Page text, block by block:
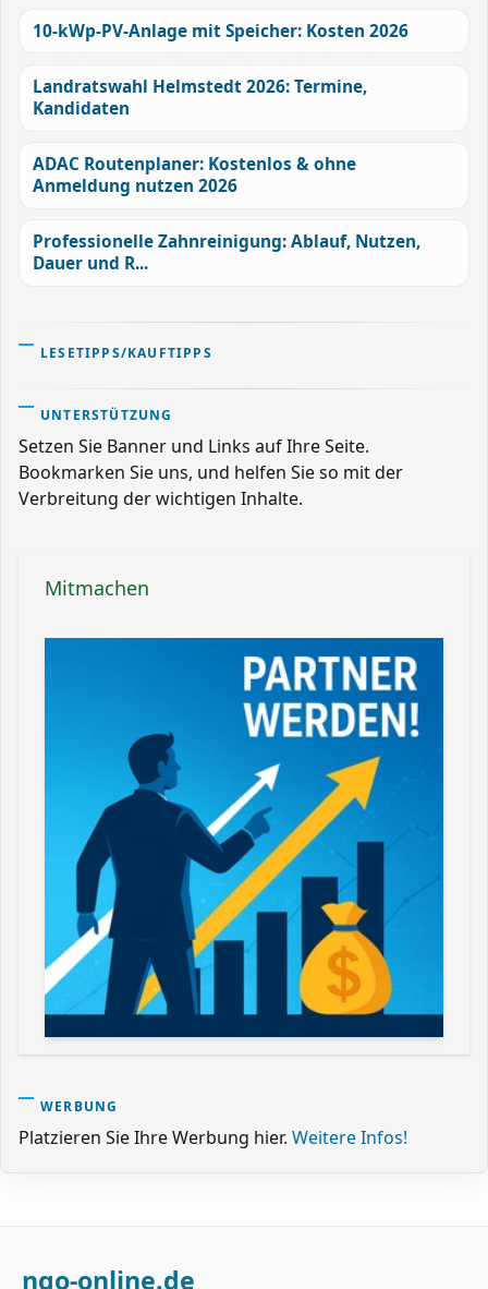
10-kWp-PV-Anlage mit Speicher: Kosten 2026
Landratswahl Helmstedt 2026: Termine,
Kandidaten
ADAC Routenplaner: Kostenlos & ohne
Anmeldung nutzen 2026
Professionelle Zahnreinigung: Ablauf, Nutzen,
Dauer und R...
LESETIPPS/KAUFTIPPS
UNTERSTÜTZUNG
Setzen Sie Banner und Links auf Ihre Seite.
Bookmarken Sie uns, und helfen Sie so mit der
Verbreitung der wichtigen Inhalte.
Mitmachen
WERBUNG
Platzieren Sie Ihre Werbung hier. Weitere Infos!
ngo-online.de